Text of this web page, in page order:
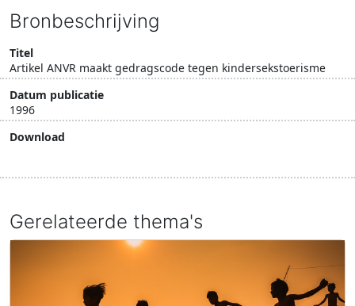
Bronbeschrijving
Titel
Artikel ANVR maakt gedragscode tegen kindersekstoerisme
Datum publicatie
1996
Download
Gerelateerde thema's